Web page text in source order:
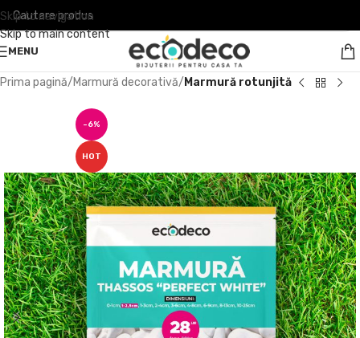
Skip to navigation
Skip to main content
MENU
Prima pagină Marmură decorativă Marmură rotunjită
-6%
HOT